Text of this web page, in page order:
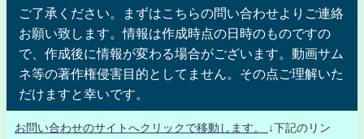
ご了承ください。まずはこちらの問い合わせよりご連絡
お願い致します。情報は作成時点の日時のものですの
で、作成後に情報が変わる場合がございます。動画サム
ネ等の著作権侵害目的としてません。その点ご理解いた
だけますと幸いです。
お問い合わせのサイトへクリックで移動します。
↓下記のリン